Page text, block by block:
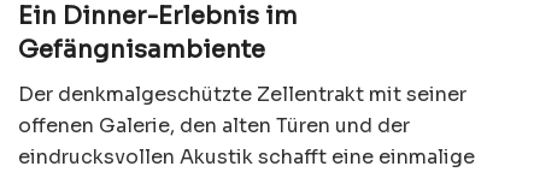
Ein Dinner-Erlebnis im
Gefängnisambiente
Der denkmalgeschützte Zellentrakt mit seiner
offenen Galerie, den alten Türen und der
eindrucksvollen Akustik schafft eine einmalige